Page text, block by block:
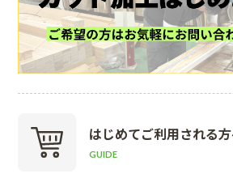
はじめてご利用される
GUIDE